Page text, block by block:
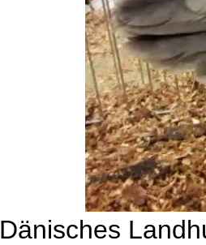
Dänisches